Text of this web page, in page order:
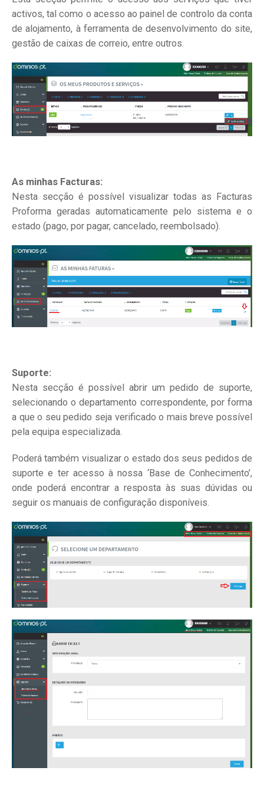
activos, tal como o acesso ao painel de controlo da conta
de alojamento, à ferramenta de desenvolvimento do site,
gestão de caixas de correio, entre outros.
As minhas Facturas:
Nesta secção é possível visualizar todas as Facturas
Proforma geradas automaticamente pelo sistema e o
estado (pago, por pagar, cancelado, reembolsado).
Suporte:
Nesta secção é possível abrir um pedido de suporte,
selecionando o departamento correspondente, por forma
a que o seu pedido seja verificado o mais breve possível
pela equipa especializada.
Poderá também visualizar o estado dos seus pedidos de
suporte e ter acesso à nossa ‘Base de Conhecimento’,
onde poderá encontrar a resposta às suas dúvidas ou
seguir os manuais de configuração disponíveis.